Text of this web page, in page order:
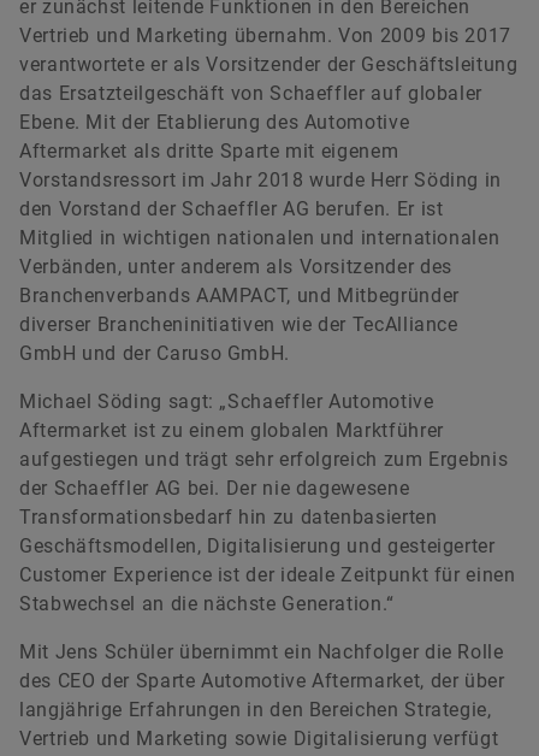
Renata Casaro
Leiterin Investor Relations
Schaeffler AG
Herzogenaurach
+49 9132 82-4440
ir@schaeffler.com
Johann Eisenmann
Investor Relations
er zunächst leitende Funktionen in den Bereichen
Vertrieb und Marketing übernahm. Von 2009 bis 2017
verantwortete er als Vorsitzender der Geschäftsleitung
das Ersatzteilgeschäft von Schaeffler auf globaler
Ebene. Mit der Etablierung des Automotive
Aftermarket als dritte Sparte mit eigenem
Vorstandsressort im Jahr 2018 wurde Herr Söding in
den Vorstand der Schaeffler AG berufen. Er ist
Mitglied in wichtigen nationalen und internationalen
Verbänden, unter anderem als Vorsitzender des
Branchenverbands AAMPACT, und Mitbegründer
diverser Brancheninitiativen wie der TecAlliance
GmbH und der Caruso GmbH.
Michael Söding sagt: „Schaeffler Automotive
Aftermarket ist zu einem globalen Marktführer
aufgestiegen und trägt sehr erfolgreich zum Ergebnis
der Schaeffler AG bei. Der nie dagewesene
Transformationsbedarf hin zu datenbasierten
Geschäftsmodellen, Digitalisierung und gesteigerter
Customer Experience ist der ideale Zeitpunkt für einen
Stabwechsel an die nächste Generation.“
Mit Jens Schüler übernimmt ein Nachfolger die Rolle
des CEO der Sparte Automotive Aftermarket, der über
langjährige Erfahrungen in den Bereichen Strategie,
Vertrieb und Marketing sowie Digitalisierung verfügt